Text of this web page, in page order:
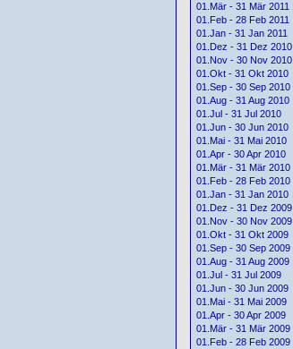
01.Mär - 31 Mär 2011
01.Feb - 28 Feb 2011
01.Jan - 31 Jan 2011
01.Dez - 31 Dez 2010
01.Nov - 30 Nov 2010
01.Okt - 31 Okt 2010
01.Sep - 30 Sep 2010
01.Aug - 31 Aug 2010
01.Jul - 31 Jul 2010
01.Jun - 30 Jun 2010
01.Mai - 31 Mai 2010
01.Apr - 30 Apr 2010
01.Mär - 31 Mär 2010
01.Feb - 28 Feb 2010
01.Jan - 31 Jan 2010
01.Dez - 31 Dez 2009
01.Nov - 30 Nov 2009
01.Okt - 31 Okt 2009
01.Sep - 30 Sep 2009
01.Aug - 31 Aug 2009
01.Jul - 31 Jul 2009
01.Jun - 30 Jun 2009
01.Mai - 31 Mai 2009
01.Apr - 30 Apr 2009
01.Mär - 31 Mär 2009
01.Feb - 28 Feb 2009